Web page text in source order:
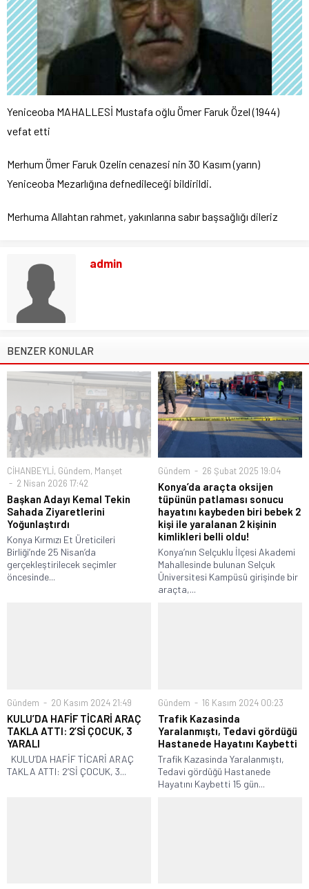
Yeniceoba MAHALLESİ Mustafa oğlu Ömer Faruk Özel (1944)
vefat etti
Merhum Ömer Faruk Ozelin cenazesi nin 30 Kasım (yarın)
Yeniceoba Mezarlığına defnedileceği bildirildi.
Merhuma Allahtan rahmet, yakınlarına sabır başsağlığı dileriz
admin
BENZER KONULAR
CİHANBEYLİ, Gündem, Manşet
2 Nisan 2026 17:42
Başkan Adayı Kemal Tekin
Sahada Ziyaretlerini
Yoğunlaştırdı
Konya Kırmızı Et Üreticileri
Birliği’nde 25 Nisan’da
gerçekleştirilecek seçimler
öncesinde...
Gündem 26 Şubat 2025 19:04
Konya’da araçta oksijen
tüpünün patlaması sonucu
hayatını kaybeden biri bebek 2
kişi ile yaralanan 2 kişinin
kimlikleri belli oldu!
Konya’nın Selçuklu İlçesi Akademi
Mahallesinde bulunan Selçuk
Üniversitesi Kampüsü girişinde bir
araçta,...
Gündem 20 Kasım 2024 21:49
KULU’DA HAFİF TİCARİ ARAÇ
TAKLA ATTI: 2’Sİ ÇOCUK, 3
YARALI
KULU’DA HAFİF TİCARİ ARAÇ
TAKLA ATTI: 2’Sİ ÇOCUK, 3...
Gündem 16 Kasım 2024 00:23
Trafik Kazasinda
Yaralanmıştı, Tedavi gördüğü
Hastanede Hayatını Kaybetti
Trafik Kazasinda Yaralanmıştı,
Tedavi gördüğü Hastanede
Hayatını Kaybetti 15 gün...